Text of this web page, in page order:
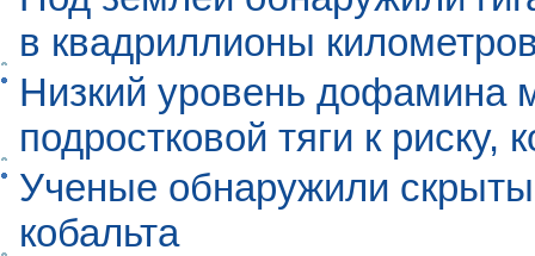
в квадриллионы
Низкий уровень дофамина
подростковой тяги к риску,
Ученые обнаружили
кобальта